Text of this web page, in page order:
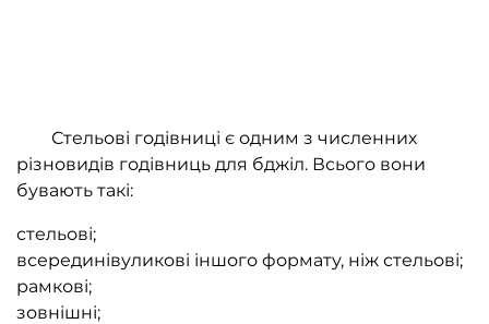
Стельові годівниці є одним з численних
різновидів годівниць для бджіл. Всього вони
бувають такі:
стельові;
всерединівуликові іншого формату, ніж стельові;
рамкові;
зовнішні;